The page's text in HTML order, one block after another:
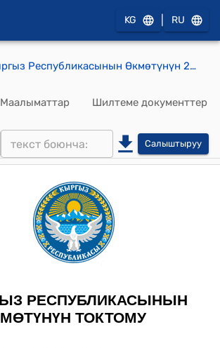
KG RU
Кыргыз Республикасынын Өкмөтүнүн 2020-жылдын 29-майындагы № 278 "Маданият, искусство, маалымат жана кинематография мекемелеринин кызматкерлери үчүн квалификациялык талаптарды бекитүү жөнүндө" токтому
Маалыматтар Шилтеме документтер
Салыштыруу